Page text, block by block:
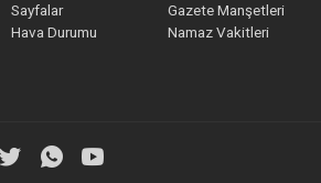
Sayfalar
Gazete Manşetleri
Hava Durumu Namaz Vakitleri